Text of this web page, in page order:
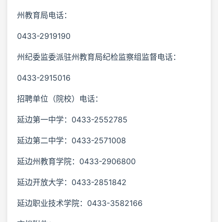
州教育局电话：
0433-2919190
州纪委监委派驻州教育局纪检监察组监督电话：
0433-2915016
招聘单位（院校）电话：
延边第一中学：0433-2552785
延边第二中学：0433-2571008
延边州教育学院：0433-2906800
延边开放大学：0433-2851842
延边职业技术学院：0433-3582166